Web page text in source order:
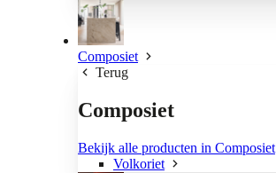
Composiet
Terug
Composiet
Bekijk alle producten in Composiet
Volkoriet